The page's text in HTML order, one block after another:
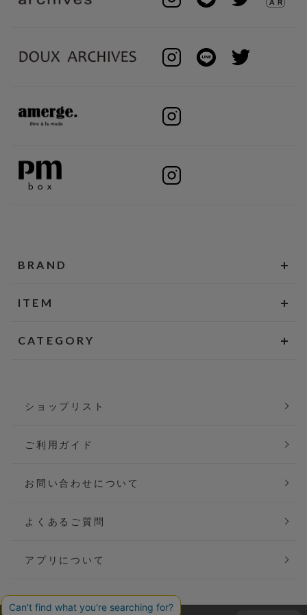
BRAND
ITEM
CATEGORY
ショップリスト
ご利用ガイド
お問い合わせについて
よくあるご質問
アプリについて